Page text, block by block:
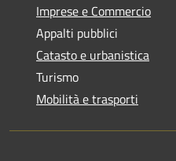
Imprese e Commercio
Appalti pubblici
Catasto e urbanistica
Turismo
Mobilità e trasporti